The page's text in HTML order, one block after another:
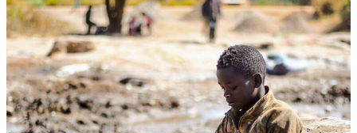
Chi siamo